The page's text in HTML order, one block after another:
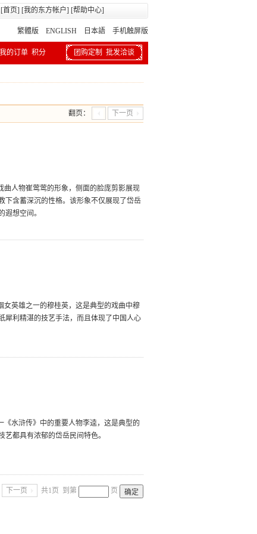
首页] [我的东方帐户] [帮助中心]
繁體版 ENGLISH 日本語 手机触屏版
我的订单 积分 团购定制 批发洽谈
翻页： 下一页
曲人物崔莺莺的形象，侧面的脸庞剪影展现
下含蓄深沉的性格。该形象不仅展现了岱岳
想空间。
女英雄之一的穆桂英，这是典型的戏曲中穆
犀利精湛的技艺手法，而且体现了中国人心
《水浒传》中的重要人物李逵，这是典型的
都具有浓郁的岱岳民间特色。
下一页 共1页 到第 页